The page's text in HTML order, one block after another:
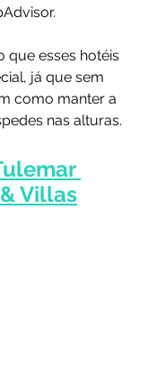
que esses hotéis
já que sem
como manter a
nas alturas.
Villas